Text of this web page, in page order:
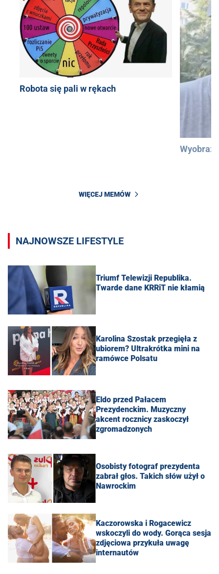
Robota się pali w rękach
WIĘCEJ MEMÓW
NAJNOWSZE LIFESTYLE
Triumf Telewizji Republika.
Twarde dane KRRiT nie kłamią
Karolina Szostak przegięła z
ubiorem? Ultrakrótka mini na
ramówce Polsatu
Eldo przed Pałacem
Prezydenckim. Muzyczny
akcent rocznicy zaskoczył
zgromadzonych
Osobisty fotograf prezydenta
zabrał głos. Takich słów użył o
Nawrockim
Kaczorowska i Rogacewicz
wskoczyli do wody. Gorąca sesja
zdjęciowa przykuła uwagę
internautów